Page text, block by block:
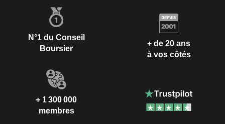
N°1 du Conseil
Boursier
+ de 20 ans
à vos côtés
+ 1 300 000
membres